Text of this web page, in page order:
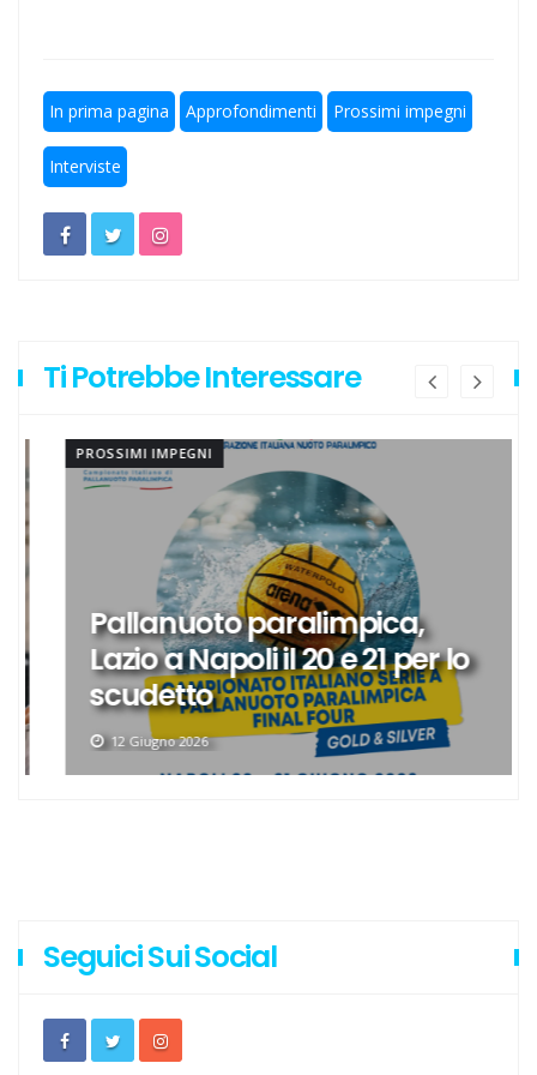
Calcio a 5, un gradito ritorno: Serapiglia
In prima pagina Approfondimenti Prossimi impegni
Interviste
Ti Potrebbe Interessare
PROSSIMI IMPEGNI
Pallanuoto paralimpica,
Lazio a Napoli il 20 e 21 per lo
scudetto
12 Giugno 2026
Seguici Sui Social